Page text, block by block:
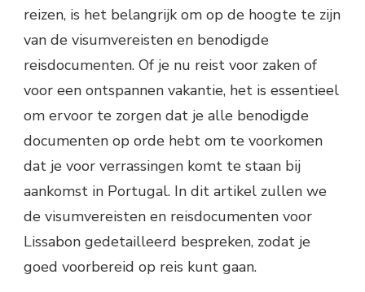
reizen, is het belangrijk om op de hoogte te zijn
van de visumvereisten en benodigde
reisdocumenten. Of je nu reist voor zaken of
voor een ontspannen vakantie, het is essentieel
om ervoor te zorgen dat je alle benodigde
documenten op orde hebt om te voorkomen
dat je voor verrassingen komt te staan bij
aankomst in Portugal. In dit artikel zullen we
de visumvereisten en reisdocumenten voor
Lissabon gedetailleerd bespreken, zodat je
goed voorbereid op reis kunt gaan.